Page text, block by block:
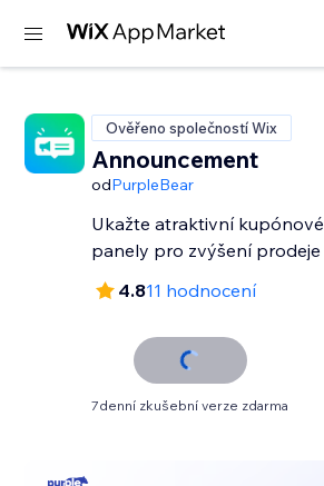
Ověřeno společností Wix
Announcement
odPurpleBear
Ukažte atraktivní kupónové
panely pro zvýšení prodeje
4.811 hodnocení
7denní zkušební verze zdarma